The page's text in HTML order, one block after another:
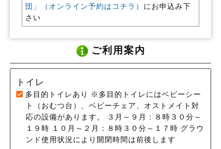
団」（オンライン予約はコチラ） にお申込み下
さい
ご利用案内
トイレ
多目的トイレあり ※多目的トイレにはベビーシー
ト（おむつ台）、ベビーチェア、オストメイト対
応の設備があります。 ３月～９月：８時３０分～
１９時 １０月～２月：８時３０分～１７時 グラウ
ンド使用状況により開閉時間は前後します